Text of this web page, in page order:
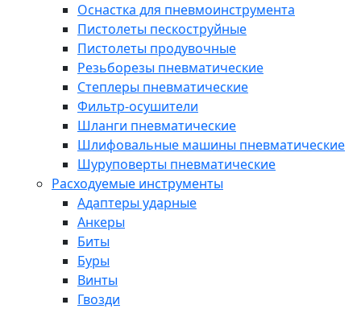
Оснастка для пневмоинструмента
Пистолеты пескоструйные
Пистолеты продувочные
Резьборезы пневматические
Степлеры пневматические
Фильтр-осушители
Шланги пневматические
Шлифовальные машины пневматические
Шуруповерты пневматические
Расходуемые инструменты
Адаптеры ударные
Анкеры
Биты
Буры
Винты
Гвозди